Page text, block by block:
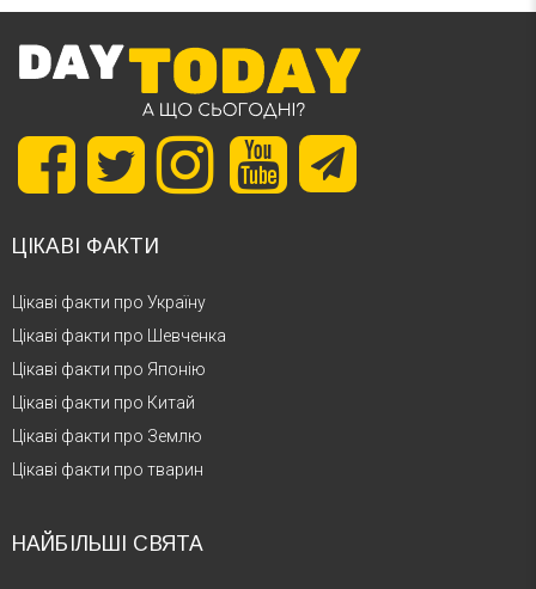
ЦІКАВІ ФАКТИ
Цікаві факти про Україну
Цікаві факти про Шевченка
Цікаві факти про Японію
Цікаві факти про Китай
Цікаві факти про Землю
Цікаві факти про тварин
НАЙБІЛЬШІ СВЯТА